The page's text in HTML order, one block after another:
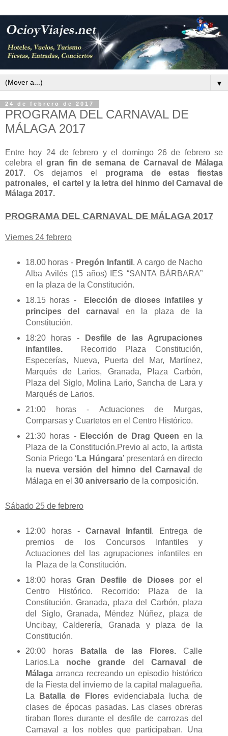
▼
24 de febrero de 2017
PROGRAMA DEL CARNAVAL DE
MÁLAGA 2017
Entre hoy 24 de febrero y el domingo 26 de febrero se
celebra elgran fin de semana de Carnaval de Málaga
2017. Os dejamos el programa de estas fiestas
patronales, el cartel y la letra del hinmo del Carnaval de
Málaga 2017.
PROGRAMA DEL CARNAVAL DE MÁLAGA 2017
Viernes 24 febrero
18.00 horas - Pregón Infantil . A cargo de Nacho
Alba Avilés (15 años) IES “SANTA BÁRBARA”
en la plaza de la Constitución.
18.15 horas -
Elección de dioses infatiles y
principes del carnaval en la plaza de la
Constitución.
18:20 horas -
Desfile de las Agrupaciones
infantiles.
Recorrido Plaza Constitución,
Especerías, Nueva, Puerta del Mar, Martínez,
Marqués de Larios, Granada, Plaza Carbón,
Plaza del Siglo, Molina Lario, Sancha de Lara y
Marqués de Larios.
21:00 horas - Actuaciones de Murgas,
Comparsas y Cuartetos en el Centro Histórico.
21:30 horas - Elección de Drag Queen en la
Plaza de la Constitución.Previo al acto, la artista
Sonia Priego ‘ La Húngara’ presentará en directo
la nueva versión del himno del Carnaval
de
Málaga en el 30 aniversario de la composición.
Sábado 25 de febrero
12:00 horas - Carnaval Infantil . Entrega de
premios de los Concursos Infantiles y
Actuaciones del las agrupaciones infantiles en
la Plaza de la Constitución.
18:00 horasGran Desfile de Diosespor el
Centro Histórico. Recorrido: Plaza de la
Constitución, Granada, plaza del Carbón, plaza
del Siglo, Granada, Méndez Núñez, plaza de
Uncibay, Calderería, Granada y plaza de la
Constitución.
20:00 horas
Batalla de las Flores. Calle
Larios.La noche grande delCarnaval de
Málagaarranca recreando un episodio histórico
de la Fiesta del invierno de la capital malagueña.
La
Batalla de Flores evidenciabala lucha de
clases de épocas pasadas. Las clases obreras
tiraban flores durante el desfile de carrozas del
Carnaval a los nobles que participaban. Una